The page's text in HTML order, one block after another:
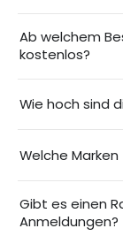
Ab welchem
kostenlos?
Wie hoch sind
Welche
Gibt es einen
Anmeldungen?